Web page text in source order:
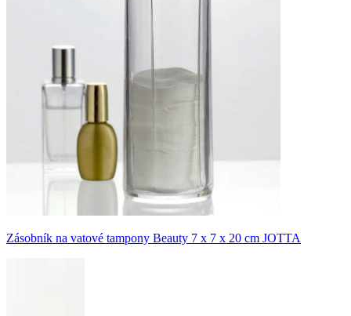
Zásobník na vatové tampony Beauty 7 x 7 x 20 cm JOTTA